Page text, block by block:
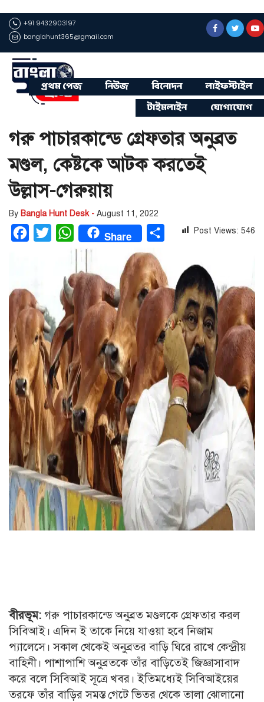
+91 9432903197
banglahunt365@gmail.com
প্রথম পেজ নিউজ বিনোদন
লাইফস্টাইল
টাইমলাইন
যোগাযোগ
গরু পাচারকান্ডে গ্রেফতার অনুব্রত
মণ্ডল, কেষ্টকে আটক করতেই
উল্লাস-গেরুয়ায়
By Bangla Hunt Desk - August 11, 2022
Facebook
Twitter WhatsAppShare Share Post Views: 546
বীরভূম: গরু পাচারকান্ডে অনুব্রত মণ্ডলকে গ্রেফতার করল
সিবিআই। এদিন ই তাকে নিয়ে যাওয়া হবে নিজাম
প্যালেসে। সকাল থেকেই অনুব্রতর বাড়ি ঘিরে রাখে কেন্দ্রীয়
বাহিনী। পাশাপাশি অনুব্রতকে তাঁর বাড়িতেই জিজ্ঞাসাবাদ
করে বলে সিবিআই সূত্রে খবর। ইতিমধ্যেই সিবিআইয়ের
তরফে তাঁর বাড়ির সমস্ত গেটে ভিতর থেকে তালা ঝোলানো